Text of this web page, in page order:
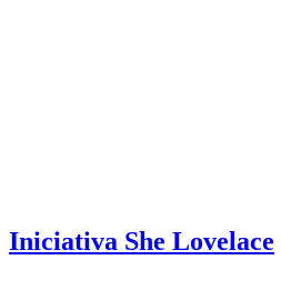
Iniciativa She Lovelace